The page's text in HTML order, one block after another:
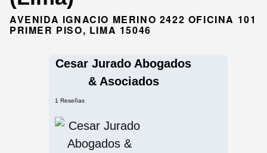
AVENIDA IGNACIO MERINO 2422 OFICINA 101
PRIMER PISO, LIMA 15046
Cesar Jurado Abogados
& Asociados
1 Reseñas